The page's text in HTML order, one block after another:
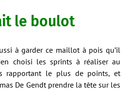
le boulot
à garder ce maillot à pois qu’il
choisi les sprints à réaliser au
rapportant le plus de points, et
De Gendt prendre la tête sur les